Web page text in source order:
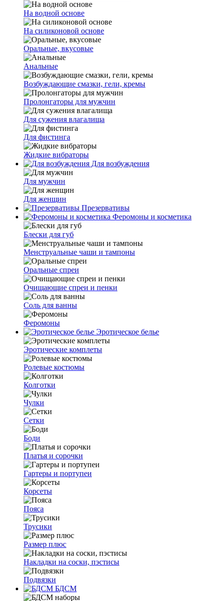
На водной основе
На силиконовой основе
Оральные, вкусовые
Анальные
Возбуждающие смазки, гели, кремы
Пролонгаторы для мужчин
Для сужения влагалища
Для фистинга
Жидкие вибраторы
Для возбуждения
Для мужчин
Для женщин
Презервативы
Феромоны и косметика
Блески для губ
Менструальные чаши и тампоны
Оральные спреи
Очищающие спреи и пенки
Соль для ванны
Феромоны
Эротическое белье
Эротические комплеты
Ролевые костюмы
Колготки
Чулки
Сетки
Боди
Платья и сорочки
Гартеры и портупеи
Корсеты
Пояса
Трусики
Размер плюс
Накладки на соски, пэстисы
Подвязки
БДСМ